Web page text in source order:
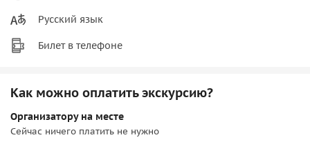
Русский язык
Билет в телефоне
Как можно оплатить экскурсию?
Организатору на месте
Сейчас ничего платить не нужно